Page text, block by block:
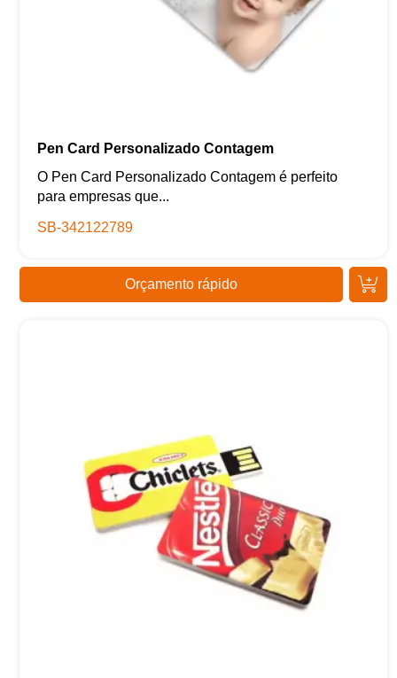
Pen Card Personalizado Contagem
O Pen Card Personalizado Contagem é perfeito
para empresas que...
SB-342122789
Orçamento rápido